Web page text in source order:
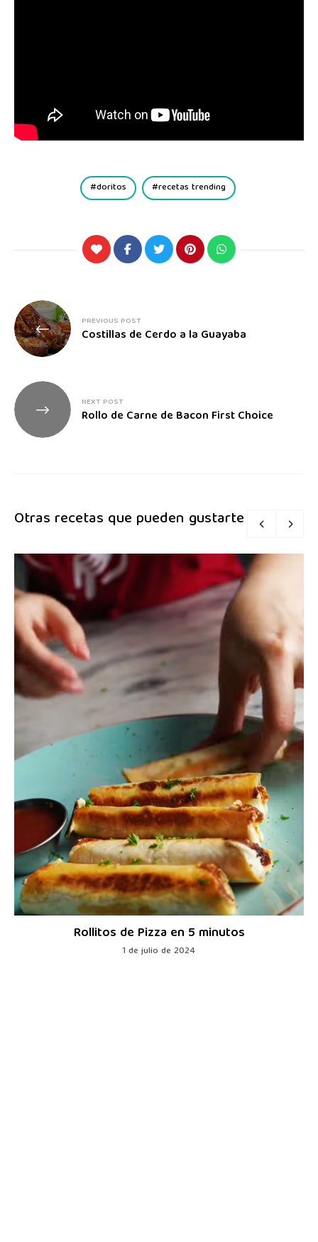
doritos recetas trending
PREVIOUS POST
Costillas de Cerdo a la Guayaba
NEXT POST
Rollo de Carne de Bacon First Choice
Otras recetas que pueden gustarte
Rollitos de Pizza en 5 minutos
1 de julio de 2024